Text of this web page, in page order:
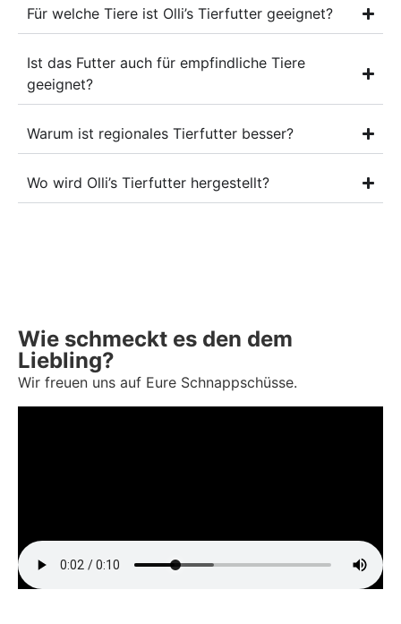
Für welche Tiere ist Olli’s Tierfutter geeignet?
Ist das Futter auch für empfindliche Tiere
geeignet?
Warum ist regionales Tierfutter besser?
Wo wird Olli’s Tierfutter hergestellt?
Wie schmeckt es den dem
Liebling?
Wir freuen uns auf Eure Schnappschüsse.